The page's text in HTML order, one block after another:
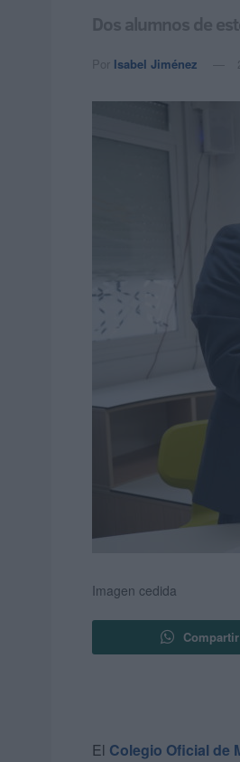
Dos alumnos de
Por Isabel Jiménez
Imagen cedida
El Colegio Oficial de